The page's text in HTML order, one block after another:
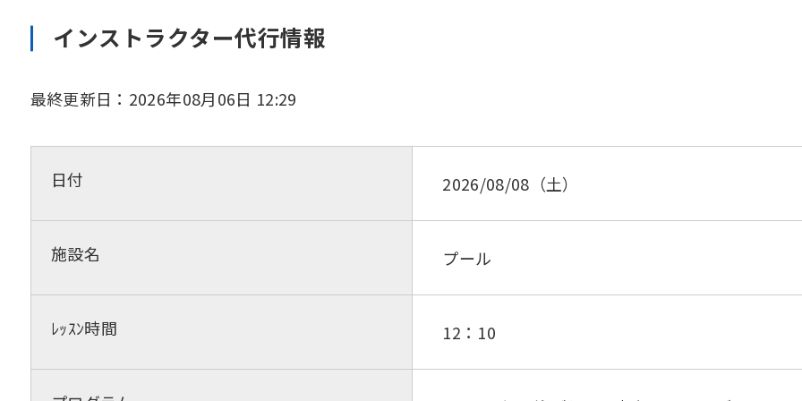
インストラクター代行情報
最終更新日：2026年08月06日 12:29
日付 2026/08/08（土）
施設名 プール
ﾚｯｽﾝ時間 12：10